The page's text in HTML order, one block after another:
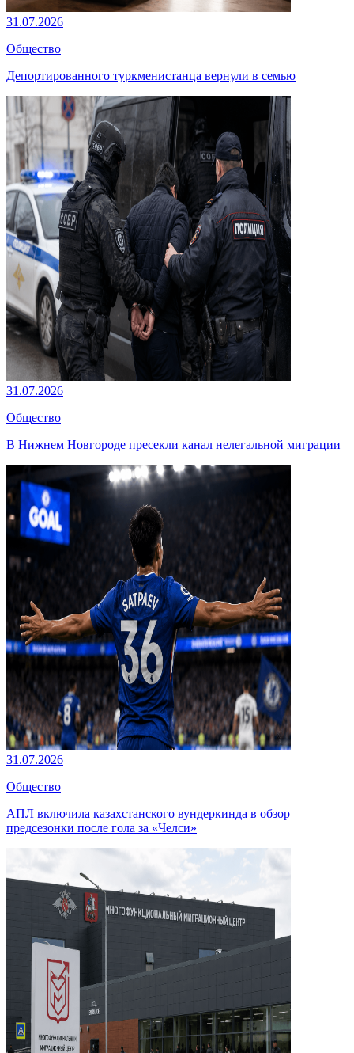
31.07.2026
Общество
Депортированного туркменистанца вернули в семью
31.07.2026
Общество
В Нижнем Новгороде пресекли канал нелегальной миграции
31.07.2026
Общество
АПЛ включила казахстанского вундеркинда в обзор
предсезонки после гола за «Челси»